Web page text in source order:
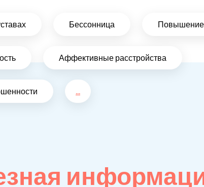
Бессонница Повышение
Аффективные расстройства
...